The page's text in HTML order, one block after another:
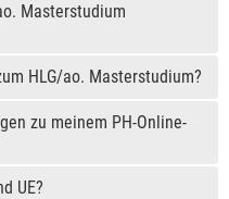
Masterstudium
HLG/ao. Masterstudium?
zu meinem PH-Online-
UE?